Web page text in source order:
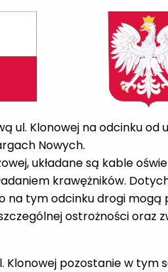
ul. Klonowej na odcinku od
Nowych.
układane są kable
krawężników.
na tym odcinku drogi
ostrożności oraz
Klonowej pozostanie w tym